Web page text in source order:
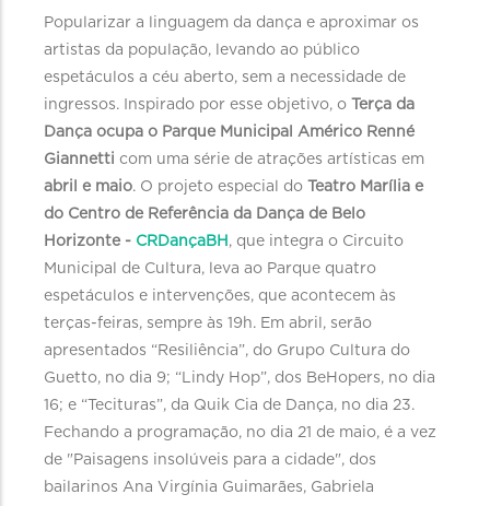
Popularizar a linguagem da dança e aproximar os
artistas da população, levando ao público
espetáculos a céu aberto, sem a necessidade de
ingressos. Inspirado por esse objetivo, o
Terça da
Dança ocupa o Parque Municipal Américo Renné
Giannetti com uma série de atrações artísticas em
abril e maio. O projeto especial do
Teatro Marília e
do Centro de Referência da Dança de Belo
Horizonte - CRDançaBH , que integra o Circuito
Municipal de Cultura, leva ao Parque quatro
espetáculos e intervenções, que acontecem às
terças-feiras, sempre às 19h. Em abril, serão
apresentados “Resiliência”, do Grupo Cultura do
Guetto, no dia 9; “Lindy Hop”, dos BeHopers, no dia
16; e “Tecituras”, da Quik Cia de Dança, no dia 23.
Fechando a programação, no dia 21 de maio, é a vez
de "Paisagens insolúveis para a cidade", dos
bailarinos Ana Virgínia Guimarães, Gabriela